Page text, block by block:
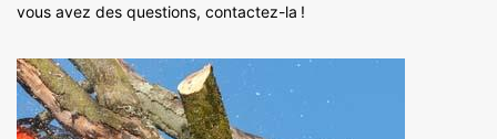
vous avez des questions, contactez-la !